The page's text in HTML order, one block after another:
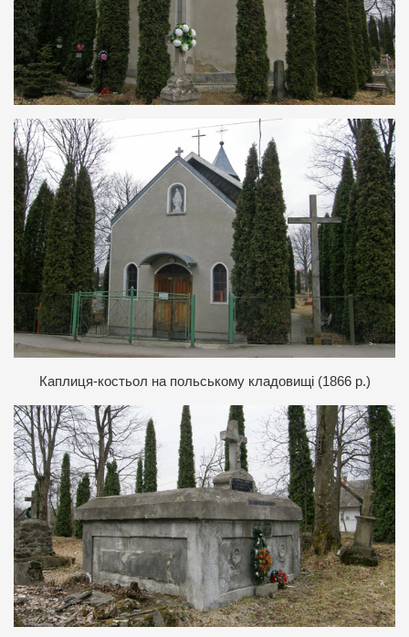
Каплиця-костьол на польському кладовищі (1866 р.)